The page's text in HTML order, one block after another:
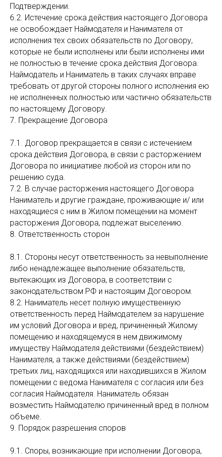
Подтверждении.
6.2. Истечение срока действия настоящего Договора
не освобождает Наймодателя и Нанимателя от
исполнения тех своих обязательств по Договору,
которые не были исполнены или были исполнены ими
не полностью в течение срока действия Договора.
Наймодатель и Наниматель в таких случаях вправе
требовать от другой стороны полного исполнения ею
не исполненных полностью или частично обязательств
по настоящему Договору.
7. Прекращение Договора
7.1. Договор прекращается в связи с истечением
срока действия Договора, в связи с расторжением
Договора по инициативе любой из сторон или по
решению суда.
7.2. В случае расторжения настоящего Договора
Наниматель и другие граждане, проживающие и/ или
находящиеся с ним в Жилом помещении на момент
расторжения Договора, подлежат выселению.
8. Ответственность сторон
8.1. Стороны несут ответственность за невыполнение
либо ненадлежащее выполнение обязательств,
вытекающих из Договора, в соответствии с
законодательством РФ и настоящим Договором.
8.2. Наниматель несет полную имущественную
ответственность перед Наймодателем за нарушение
им условий Договора и вред, причиненный Жилому
помещению и находящемуся в нем движимому
имуществу Наймодателя действиями (бездействием)
Нанимателя, а также действиями (бездействием)
третьих лиц, находящихся или находившихся в Жилом
помещении с ведома Нанимателя с согласия или без
согласия Наймодателя. Наниматель обязан
возместить Наймодателю причиненный вред в полном
объеме.
9. Порядок разрешения споров
9.1. Споры, возникающие при исполнении Договора,